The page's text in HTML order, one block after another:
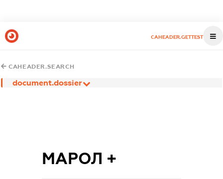
CAHEADER.GETTEST
CAHEADER.SEARCH
document.dossier
МАРОЛ +